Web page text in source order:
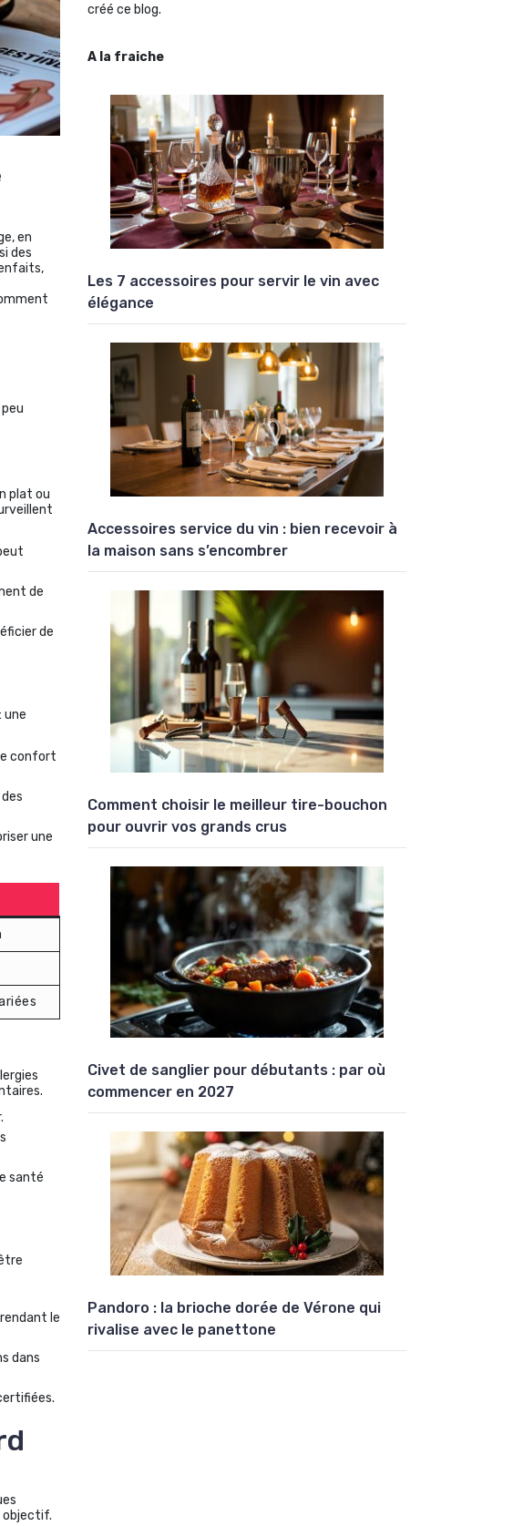
en
des
plat ou
de
de
une
confort
une
santé
le
dans
objectif.
créé ce blog.
A la fraiche
Les 7 accessoires pour servir le vin avec
élégance
Accessoires service du vin : bien recevoir à
la maison sans s’encombrer
Comment choisir le meilleur tire-bouchon
pour ouvrir vos grands crus
Civet de sanglier pour débutants : par où
commencer en 2027
Pandoro : la brioche dorée de Vérone qui
rivalise avec le panettone